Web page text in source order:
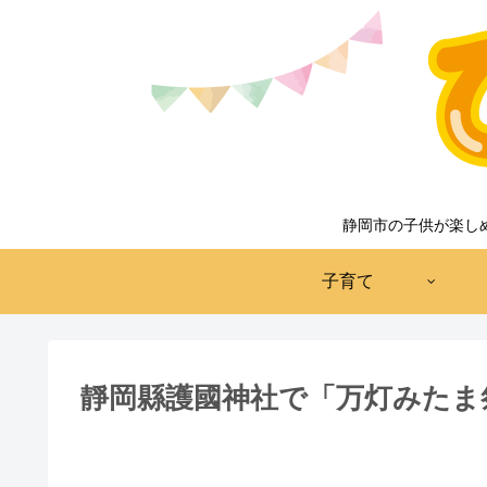
静岡市の子供が楽し
子育て
靜岡縣護國神社で「万灯みた